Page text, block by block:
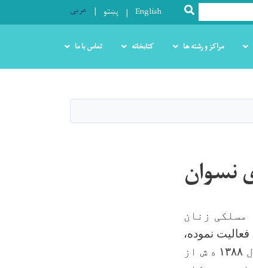
SEARCH
English پښتو عربی
مراکز و رشته ها کتابخانه تماس با ما
نسوان
مسلکی زنان
فعالیت نموده،
۱۳۸۸ ه ش از